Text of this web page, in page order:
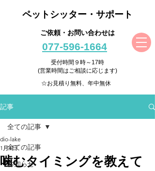
ペットシッター・サポート
ご依頼・お問い合わせは
077-596-1664
受付時間９時～17時
(営業時間はご相談に応じます)
☆お見積り無料、年中無休
記事
全ての記事
お知らせ
全ての記事
噛むタイミングを教えて
dio-lake
1月4日